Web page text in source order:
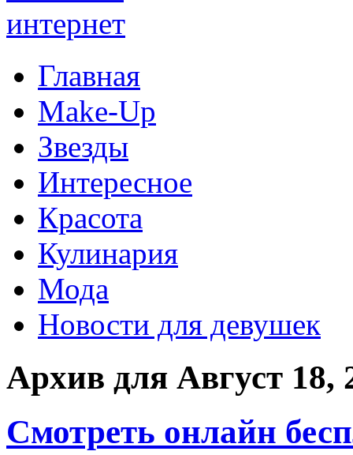
Главная
Make-Up
Звезды
Интересное
Красота
Кулинария
Мода
Новости для девушек
Архив для Август 18,
Смотреть онлайн